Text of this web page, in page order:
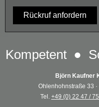
Rückruf anfordern
Kompetent ●
Björn Kaufner
Ohlenhohnstraße 33
Tel. +49 (0) 22 47 /